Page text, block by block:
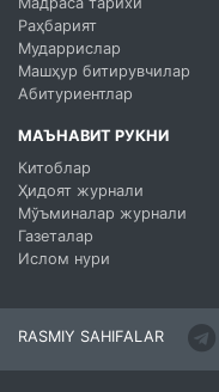
Раҳбарият
Мударрислар
Машҳур битирувчилар
Абитуриентлар
МАЪНАВИТ РУКНИ
Китоблар
Ҳидоят журнали
Мўъминалар журнали
Газеталар
Ислом нури
RASMIY SAHIFALAR